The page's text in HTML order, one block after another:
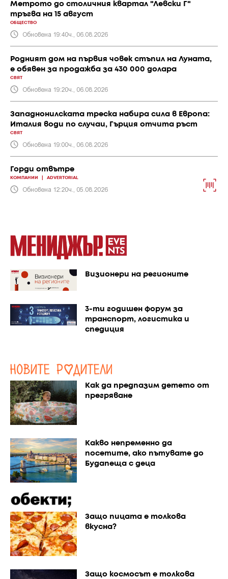
Метрото до столичния квартал "Левски Г"
тръгва на 15 август
ОБЩЕСТВО
Обновена 19:40ч., 06.08.2026
Родният дом на първия човек стъпил на Луната,
е обявен за продажба за 430 000 долара
СВЯТ
Обновена 19:20ч., 06.08.2026
Западнонилската треска набира сила в Европа:
Италия води по случаи, Гърция отчита ръст
СВЯТ
Обновена 19:00ч., 06.08.2026
Горди отвътре
КОМПАНИИ ADVERTORIAL
Обновена 12:20ч., 05.08.2026
Визионери на регионите
3-ти годишен форум за
транспорт, логистика и
спедиция
Как да предпазим детето от
прегряване
Какво непременно да
посетите, ако пътувате до
Будапеща с деца
Защо пицата е толкова
вкусна?
Защо космосът е толкова